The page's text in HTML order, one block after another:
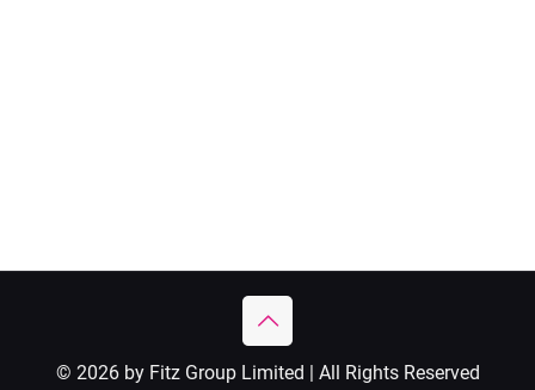
© 2026 by Fitz Group Limited | All Rights Reserved